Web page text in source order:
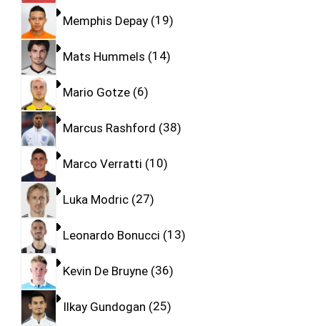
Memphis Depay 19
Mats Hummels 14
Mario Gotze 6
Marcus Rashford 38
Marco Verratti 10
Luka Modric 27
Leonardo Bonucci 13
Kevin De Bruyne 36
Ilkay Gundogan 25